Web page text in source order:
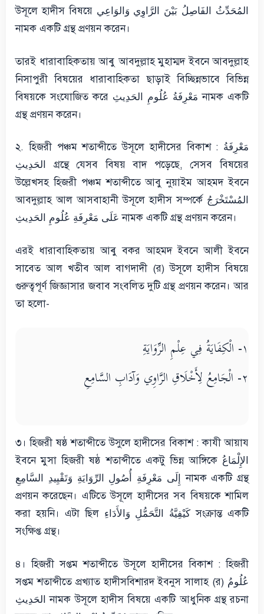
উসূলে হাদীস বিষয়ে المُحَدِّثُ الفَاصِلُ بَيْنَ الرَّاوِي وَالوَاعِي
নামক একটি গ্রন্থ প্রণয়ন করেন।
তারই ধারাবাহিকতায় আৰু আবদুল্লাহ মুহাম্মদ ইবনে আবদুল্লাহ
নিসাপুরী বিষয়ের ধারাবাহিকতা ছাড়াই বিচ্ছিন্নভাবে বিভিন্ন
বিষয়কে সংযোজিত করে مَعْرِفَةُ عُلُومِ الحَدِيثِ নামক একটি
গ্রন্থ প্রণয়ন করেন।
২. হিজরী পঞ্চম শতাব্দীতে উসূলে হাদীসের বিকাশ : مَعْرِفَةُ
الحَدِيثِ গ্রন্থে যেসব বিষয় বাদ পড়েছে, সেসব বিষয়ের
উল্লেখসহ হিজরী পঞ্চম শতাব্দীতে আবু নুয়াইম আহমদ ইবনে
আবদুল্লাহ আল আসবাহানী উসূলে হাদীস সম্পর্কে المُسْتَخْرَجُ
عَلَى مَعْرِفَةِ عُلُومِ الحَدِيثِ নামক একটি গ্রন্থ প্রণয়ন করেন।
এরই ধারাবাহিকতায় আৰু বকর আহমদ ইবনে আলী ইবনে
সাবেত আল খতীব আল বাগদাদী (র) উসূলে হাদীস বিষয়ে
গুরুত্বপূর্ণ জিজ্ঞাসার জবাব সংবলিত দুটি গ্রন্থ প্রণয়ন করেন। আর
তা হলো-
١- الْكِفَايَةُ فِي عِلْمِ الرِّوَايَةِ
٢- الْجَامِعُ لِأَخْلَاقِ الرَّاوِي وَآدَابِ السَّامِعِ
৩। হিজরী ষষ্ঠ শতাব্দীতে উসুলে হাদীসের বিকাশ : কাযী আয়ায
ইবনে মুসা হিজরী ষষ্ঠ শতাব্দীতে একটু ভিন্ন আঙ্গিকে الإِلْمَاعُ
إِلَى مَعْرِفَةِ أُصُولِ الرِّوَايَةِ وَتَقْيِيدِ السَّامِعِ নামক একটি গ্রন্থ
প্রণয়ন করেছেন। এটিতে উসূলে হাদীসের সব বিষয়কে শামিল
করা হয়নি। এটা ছিল كَيْفِيَّةُ التَّحَمُّلِ وَالأَدَاءِ সংক্রান্ত একটি
সংক্ষিপ্ত গ্রন্থ।
৪। হিজরী সপ্তম শতাব্দীতে উসূলে হাদীসের বিকাশ : হিজরী
সপ্তম শতাব্দীতে প্রখ্যাত হাদীসবিশারদ ইবনুস সালাহ (র) عُلُومُ
الحَدِيثِ নামক উসূলে হাদীস বিষয়ে একটি আধুনিক গ্রন্থ রচনা